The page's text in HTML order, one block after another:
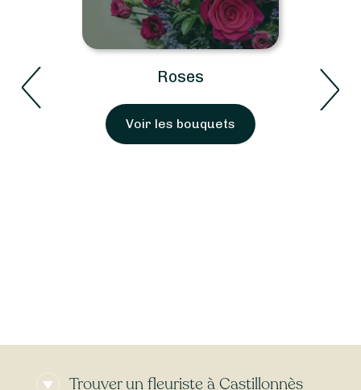
Roses
Voir les bouquets
Trouver un fleuriste à Castillonnès